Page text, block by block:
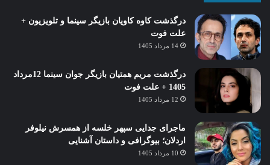
درگذشت کاوه کاویان بازیگر سینما و تلویزیون +
علت فوت
14 مرداد 1405
درگذشت مریم همتیان بازیگر جوان سینما 12مرداد
1405 + علت فوت
12 مرداد 1405
ماجرای جدایی سپهر خلسه از همسرش نیلوفر
اردلان؛ بیوگرافی و داستان آشنایی
10 مرداد 1405